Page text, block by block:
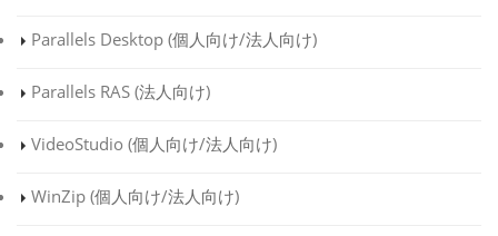
Parallels Desktop (個人向け/法人向け)
Parallels RAS (法人向け)
VideoStudio (個人向け/法人向け)
WinZip (個人向け/法人向け)